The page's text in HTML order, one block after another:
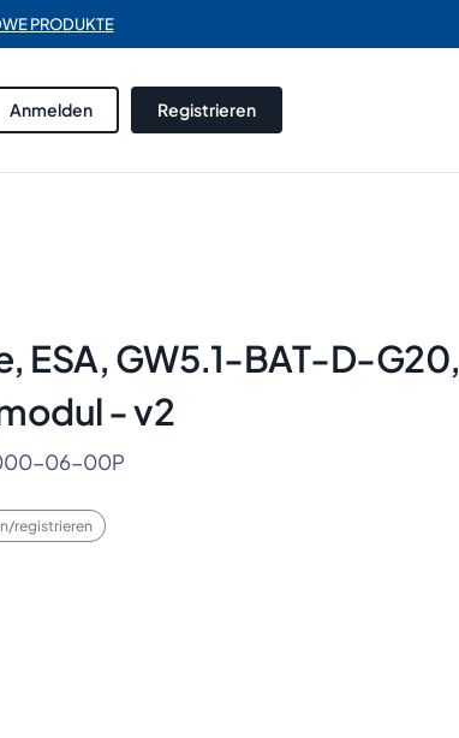
PRODUKTE
Anmelden Registrieren
ESA, GW5.1-BAT-D-G20,
- v2
06-00P
registrieren